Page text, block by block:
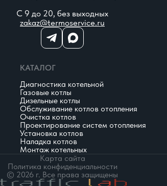
С 9 до 20, без выходных
zakaz@termoservice.ru
КАТАЛОГ
Диагностика котельной
Газовые котлы
Дизельные котлы
Обслуживание котлов отопления
Очистка котлов
Проектирование систем отопления
Установка котлов
Наладка котлов
Монтаж котельных
Карта сайта
Политика конфиденциальности
© 2026 г. Все права защищены